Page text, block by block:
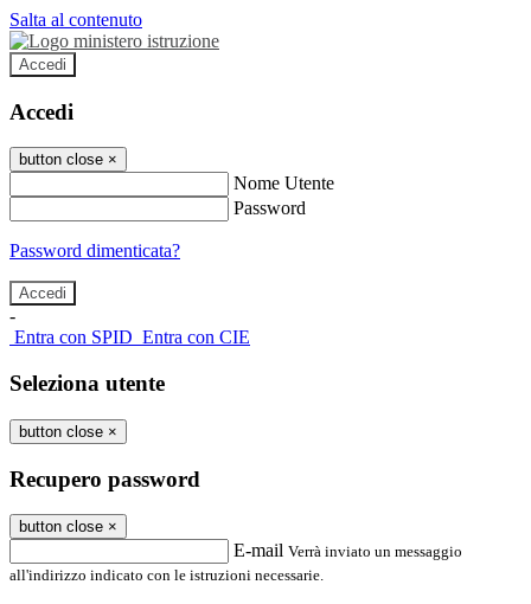
Salta al contenuto
Accedi
Accedi
button close ×
Nome Utente
Password
Password dimenticata?
-
Entra con SPID Entra con CIE
Seleziona utente
button close ×
Recupero password
button close ×
E-mail Verrà inviato un messaggio
all'indirizzo indicato con le istruzioni necessarie.